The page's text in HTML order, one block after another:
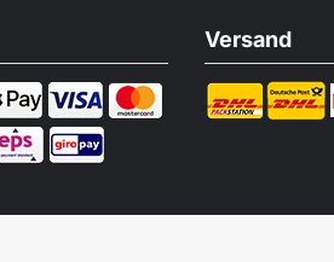
Versand